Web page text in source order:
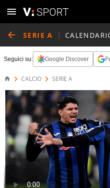
SERIE A
Seguici su: Google Discover
CALCIO SERIE A